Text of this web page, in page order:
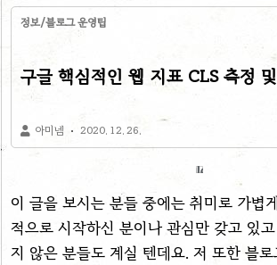
정보/블로그 운영팁
구글 핵심적인 웹 지표 CLS 측정
아미넴 2020. 12. 26.
이 글을 보시는 분들 중에는 취미로 가볍
적으로 시작하신 분이나 관심만 갖고 있
지 않은 분들도 계실 텐데요. 저 또한 블